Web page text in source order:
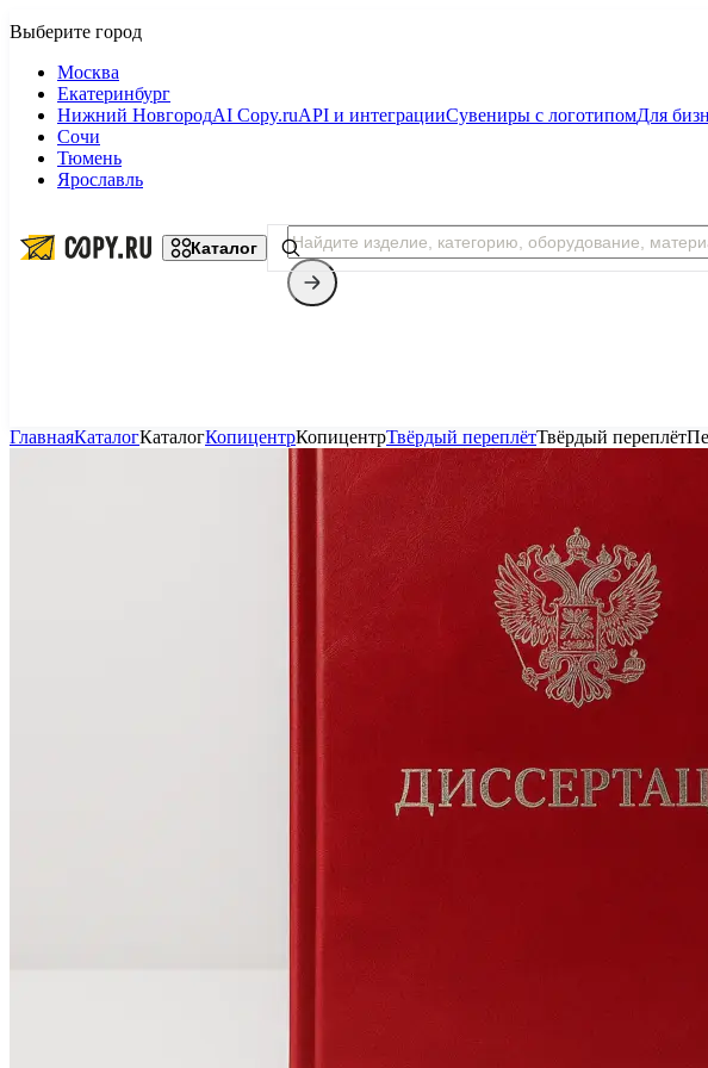
Москва
Екатеринбург
Нижний Новгород
Сочи
Тюмень
Ярославль
AI Copy.ruAPI и интеграцииСувениры с логотипомДля
Каталог
ГлавнаяКаталогКаталогКопицентрКопицентрТвёрдый переплётТвёрдый переплёт